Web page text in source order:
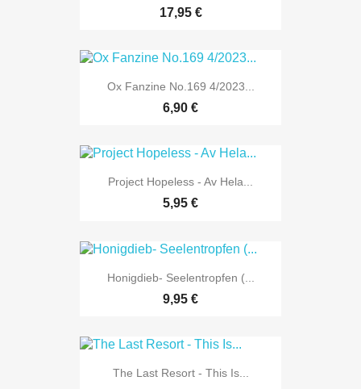
17,95 €
Ox Fanzine No.169 4/2023...
6,90 €
Project Hopeless - Av Hela...
5,95 €
Honigdieb- Seelentropfen (...
9,95 €
The Last Resort - This Is...